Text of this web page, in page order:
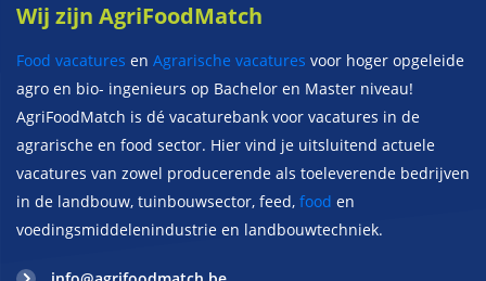
Wij zijn AgriFoodMatch
Food vacatures en Agrarische vacatures voor hoger opgeleide
agro en bio- ingenieurs op Bachelor en Master niveau!
AgriFoodMatch is dé vacaturebank voor vacatures in de
agrarische en food sector. Hier vind je uitsluitend actuele
vacatures van zowel producerende als toeleverende bedrijven
in de landbouw, tuinbouwsector, feed, food en
voedingsmiddelenindustrie en landbouwtechniek.